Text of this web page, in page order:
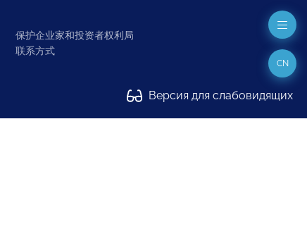
保护企业家和投资者权利局
联系方式
Версия для слабовидящих
CN